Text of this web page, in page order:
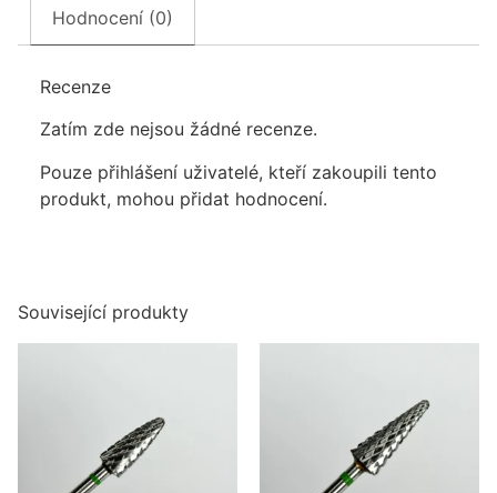
Hodnocení (0)
Recenze
Zatím zde nejsou žádné recenze.
Pouze přihlášení uživatelé, kteří zakoupili tento
produkt, mohou přidat hodnocení.
Související produkty